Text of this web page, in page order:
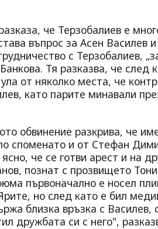
че Терзобалиев е
въпрос за Асен Василев
с Терзобалиев,
Тя разказва, че след
от няколко места, че
като парите минавали
обвинение разкрива, че
споменато и от Стефан
че се готви арест и на
познат с прозвището
първоначално е носел
но след като е бил
близка връзка с
дружбата си с него",